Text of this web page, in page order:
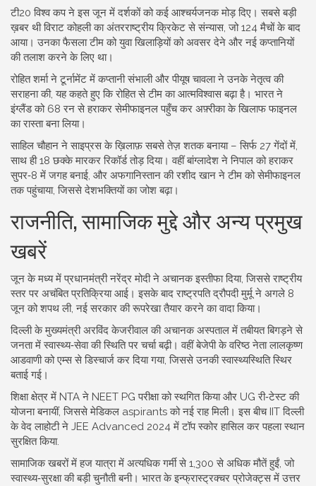
टी20 विश्व कप ने इस जून में दर्शकों को कई आश्चर्यजनक मोड़ दिए। सबसे बड़ी
ख़बर थी विराट कोहली का अंतरराष्ट्रीय क्रिकेट से संन्यास, जो 124 मैचों के बाद
आया। उनका फैसला टीम को युवा खिलाड़ियों को अवसर देने और नई कप्तानियों
की तलाश करने के लिए था।
रोहित शर्मा ने टूर्नामेंट में कप्तानी संभाली और पीयूष चावला ने उनके नेतृत्व की
सराहना की, यह कहते हुए कि रोहित से टीम का आत्मविश्वास बढ़ा है। भारत ने
इंग्लैंड को 68 रन से हराकर सेमीफाइनल पहुँच कर अफ़्रीका के खिलाफ फाइनल
का रास्ता बना लिया।
साहिल चौहान ने साइप्रस के ख़िलाफ़ सबसे तेज़ शतक बनाया – सिर्फ 27 गेंदों में,
साथ ही 18 छक्के मारकर रिकॉर्ड तोड़ दिया। वहीं बांग्लादेश ने निपाल को हराकर
सुपर‑8 में जगह बनाई, और अफगानिस्तान की रशीद खान ने टीम को सेमीफाइनल
तक पहुंचाया, जिससे देशभक्तियों का जोश बढ़ा।
राजनीति, सामाजिक मुद्दे और अन्य प्रमुख
खबरें
जून के मध्य में प्रधानमंत्री नरेंद्र मोदी ने अचानक इस्तीफा दिया, जिससे राष्ट्रीय
स्तर पर अचंबित प्रतिक्रिया आई। इसके बाद राष्ट्रपति द्रौपदी मुर्मू ने अगले 8
जून को शपथ ली, नई सरकार की रूपरेखा तैयार करने का वादा किया।
दिल्ली के मुख्यमंत्री अरविंद केजरीवाल की अचानक अस्पताल में तबीयत बिगड़ने से
जनता में स्वास्थ्य‑सेवा की स्थिति पर चर्चा बढ़ी। वहीं बेजेपी के वरिष्ठ नेता लालकृष्ण
आडवाणी को एम्स से डिस्चार्ज कर दिया गया, जिससे उनकी स्वास्थ्यस्थिति स्थिर
बताई गई।
शिक्षा क्षेत्र में NTA ने NEET PG परीक्षा को स्थगित किया और UG री‑टेस्ट की
योजना बनायीं, जिससे मेडिकल aspirants को नई राह मिली। इस बीच IIT दिल्ली
के वेद लाहोटी ने JEE Advanced 2024 में टॉप स्कोर हासिल कर पहला स्थान
सुरक्षित किया.
सामाजिक खबरों में हज यात्रा में अत्यधिक गर्मी से 1,300 से अधिक मौतें हुईं, जो
स्वास्थ्य‑सुरक्षा की बड़ी चुनौती बनी। भारत के इन्फ्रास्ट्रक्चर प्रोजेक्ट्स में उत्तर